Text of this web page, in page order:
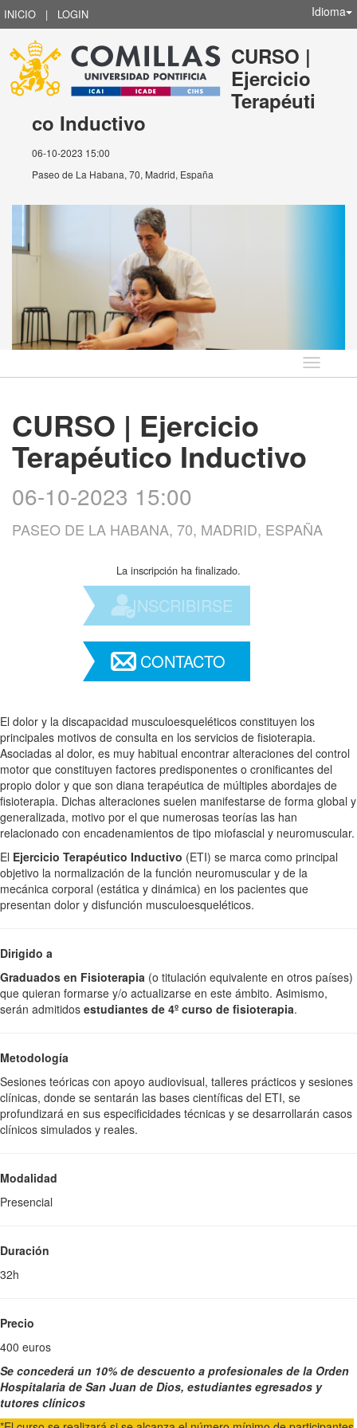
INICIO | LOGIN Idioma
CURSO |
Ejercicio
Terapéuti
co Inductivo
06-10-2023 15:00
Paseo de La Habana, 70, Madrid, España
Idioma
CURSO | Ejercicio
Terapéutico Inductivo
06-10-2023 15:00
PASEO DE LA HABANA, 70, MADRID, ESPAÑA
La inscripción ha finalizado.
INSCRIBIRSE
CONTACTO
El dolor y la discapacidad musculoesqueléticos constituyen los
principales motivos de consulta en los servicios de fisioterapia.
Asociadas al dolor, es muy habitual encontrar alteraciones del control
motor que constituyen factores predisponentes o cronificantes del
propio dolor y que son diana terapéutica de múltiples abordajes de
fisioterapia. Dichas alteraciones suelen manifestarse de forma global y
generalizada, motivo por el que numerosas teorías las han
relacionado con encadenamientos de tipo miofascial y neuromuscular.
El Ejercicio Terapéutico Inductivo (ETI) se marca como principal
objetivo la normalización de la función neuromuscular y de la
mecánica corporal (estática y dinámica) en los pacientes que
presentan dolor y disfunción musculoesqueléticos.
Dirigido a
Graduados en Fisioterapia (o titulación equivalente en otros países)
que quieran formarse y/o actualizarse en este ámbito. Asimismo,
serán admitidos estudiantes de 4º curso de fisioterapia.
Metodología
Sesiones teóricas con apoyo audiovisual, talleres prácticos y sesiones
clínicas, donde se sentarán las bases científicas del ETI, se
profundizará en sus especificidades técnicas y se desarrollarán casos
clínicos simulados y reales.
Modalidad
Presencial
Duración
32h
Precio
400 euros
Se concederá un 10% de descuento a profesionales de la Orden
Hospitalaria de San Juan de Dios, estudiantes egresados y
tutores clínicos